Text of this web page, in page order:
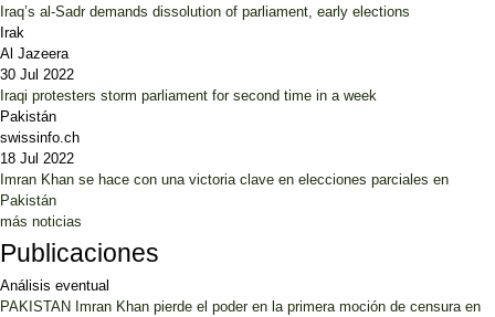
Iraq’s al-Sadr demands dissolution of parliament, early elections
Irak
Al Jazeera
30 Jul 2022
Iraqi protesters storm parliament for second time in a week
Pakistán
swissinfo.ch
18 Jul 2022
Imran Khan se hace con una victoria clave en elecciones parciales en
Pakistán
más noticias
Publicaciones
Análisis eventual
PAKISTAN Imran Khan pierde el poder en la primera moción de censura en